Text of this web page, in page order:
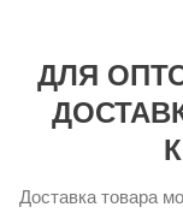
ДЛЯ
Доставка товара